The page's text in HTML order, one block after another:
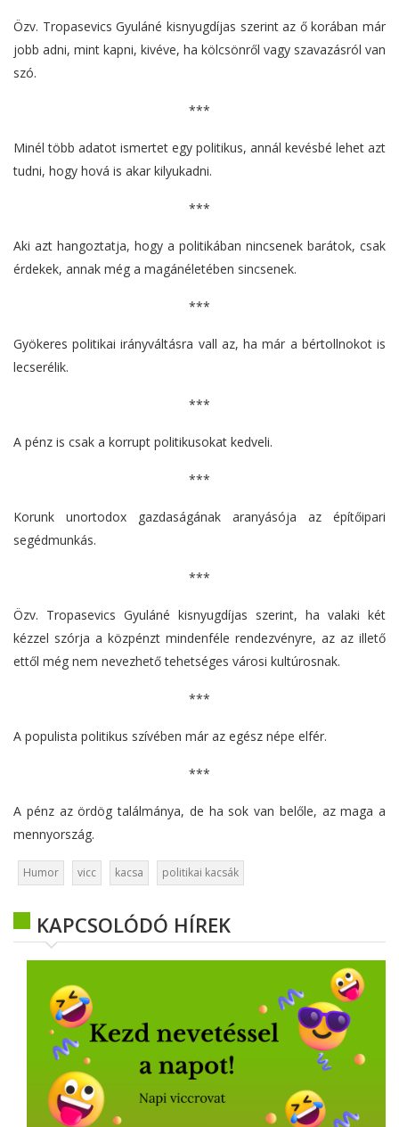
Özv. Tropasevics Gyuláné kisnyugdíjas szerint az ő korában már
jobb adni, mint kapni, kivéve, ha kölcsönről vagy szavazásról van
szó.
***
Minél több adatot ismertet egy politikus, annál kevésbé lehet azt
tudni, hogy hová is akar kilyukadni.
***
Aki azt hangoztatja, hogy a politikában nincsenek barátok, csak
érdekek, annak még a magánéletében sincsenek.
***
Gyökeres politikai irányváltásra vall az, ha már a bértollnokot is
lecserélik.
***
A pénz is csak a korrupt politikusokat kedveli.
***
Korunk unortodox gazdaságának aranyásója az építőipari
segédmunkás.
***
Özv. Tropasevics Gyuláné kisnyugdíjas szerint, ha valaki két
kézzel szórja a közpénzt mindenféle rendezvényre, az az illető
ettől még nem nevezhető tehetséges városi kultúrosnak.
***
A populista politikus szívében már az egész népe elfér.
***
A pénz az ördög találmánya, de ha sok van belőle, az maga a
mennyország.
Humor vicc kacsa politikai kacsák
KAPCSOLÓDÓ HÍREK